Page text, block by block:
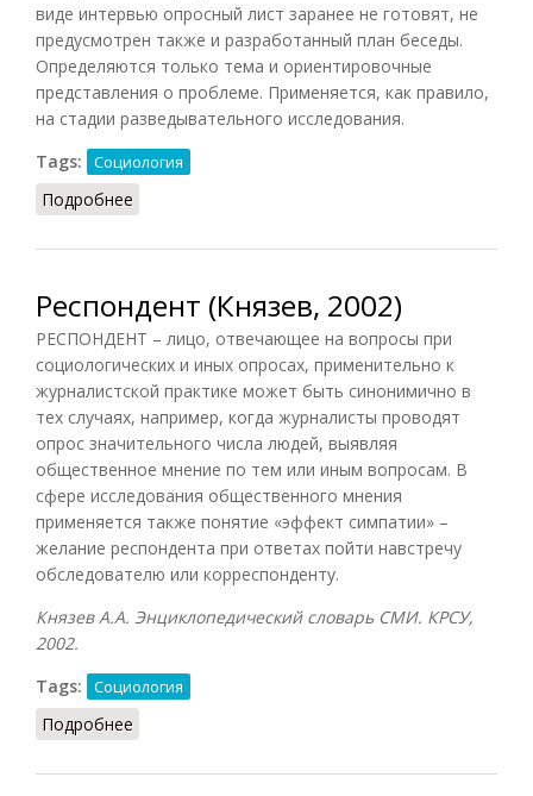
виде интервью опросный лист заранее не готовят, не
предусмотрен также и разработанный план беседы.
Определяются только тема и ориентировочные
представления о проблеме. Применяется, как правило,
на стадии разведывательного исследования.
Tags:
Социология
Подробнее
Респондент (Князев, 2002)
РЕСПОНДЕНТ – лицо, отвечающее на вопросы при
социологических и иных опросах, применительно к
журналистской практике может быть синонимично в
тех случаях, например, когда журналисты проводят
опрос значительного числа людей, выявляя
общественное мнение по тем или иным вопросам. В
сфере исследования общественного мнения
применяется также понятие «эффект симпатии» –
желание респондента при ответах пойти навстречу
обследователю или корреспонденту.
Князев А.А. Энциклопедический словарь СМИ. КРСУ,
2002.
Tags:
Социология
Подробнее